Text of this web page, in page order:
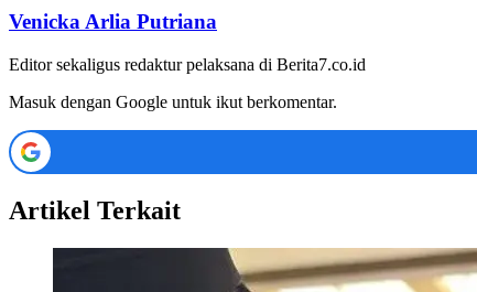
Venicka Arlia Putriana
Editor sekaligus redaktur pelaksana di Berita7.co.id
Masuk dengan Google untuk ikut berkomentar.
Artikel Terkait